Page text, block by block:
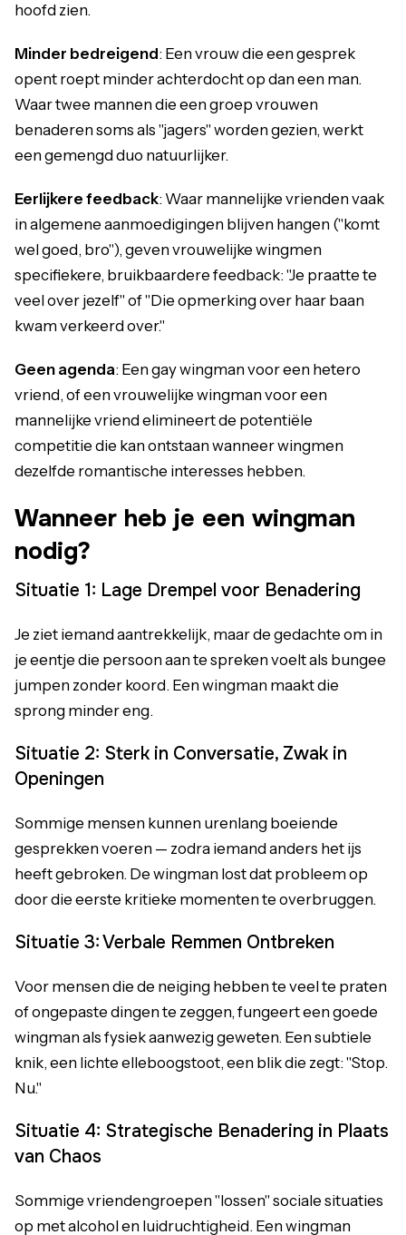
hoofd zien.
Minder bedreigend: Een vrouw die een gesprek
opent roept minder achterdocht op dan een man.
Waar twee mannen die een groep vrouwen
benaderen soms als "jagers" worden gezien, werkt
een gemengd duo natuurlijker.
Eerlijkere feedback: Waar mannelijke vrienden vaak
in algemene aanmoedigingen blijven hangen ("komt
wel goed, bro"), geven vrouwelijke wingmen
specifiekere, bruikbaardere feedback: "Je praatte te
veel over jezelf" of "Die opmerking over haar baan
kwam verkeerd over."
Geen agenda: Een gay wingman voor een hetero
vriend, of een vrouwelijke wingman voor een
mannelijke vriend elimineert de potentiële
competitie die kan ontstaan wanneer wingmen
dezelfde romantische interesses hebben.
Wanneer heb je een wingman
nodig?
Situatie 1: Lage Drempel voor Benadering
Je ziet iemand aantrekkelijk, maar de gedachte om in
je eentje die persoon aan te spreken voelt als bungee
jumpen zonder koord. Een wingman maakt die
sprong minder eng.
Situatie 2: Sterk in Conversatie, Zwak in
Openingen
Sommige mensen kunnen urenlang boeiende
gesprekken voeren — zodra iemand anders het ijs
heeft gebroken. De wingman lost dat probleem op
door die eerste kritieke momenten te overbruggen.
Situatie 3: Verbale Remmen Ontbreken
Voor mensen die de neiging hebben te veel te praten
of ongepaste dingen te zeggen, fungeert een goede
wingman als fysiek aanwezig geweten. Een subtiele
knik, een lichte elleboogstoot, een blik die zegt: "Stop.
Nu."
Situatie 4: Strategische Benadering in Plaats
van Chaos
Sommige vriendengroepen "lossen" sociale situaties
op met alcohol en luidruchtigheid. Een wingman